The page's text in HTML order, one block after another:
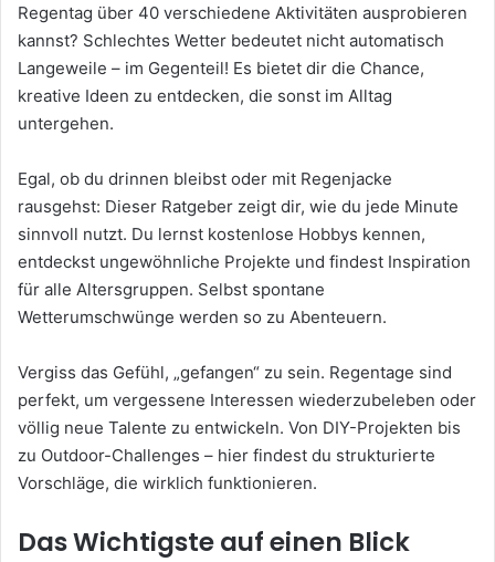
Regentag über 40 verschiedene Aktivitäten ausprobieren
kannst? Schlechtes Wetter bedeutet nicht automatisch
Langeweile – im Gegenteil! Es bietet dir die Chance,
kreative Ideen zu entdecken, die sonst im Alltag
untergehen.
Egal, ob du drinnen bleibst oder mit Regenjacke
rausgehst: Dieser Ratgeber zeigt dir, wie du jede Minute
sinnvoll nutzt. Du lernst kostenlose Hobbys kennen,
entdeckst ungewöhnliche Projekte und findest Inspiration
für alle Altersgruppen. Selbst spontane
Wetterumschwünge werden so zu Abenteuern.
Vergiss das Gefühl, „gefangen“ zu sein. Regentage sind
perfekt, um vergessene Interessen wiederzubeleben oder
völlig neue Talente zu entwickeln. Von DIY-Projekten bis
zu Outdoor-Challenges – hier findest du strukturierte
Vorschläge, die wirklich funktionieren.
Das Wichtigste auf einen Blick